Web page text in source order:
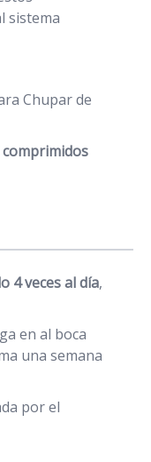
sistema
Chupar de
comprimidos
4 veces al día,
en al boca
una semana
por el